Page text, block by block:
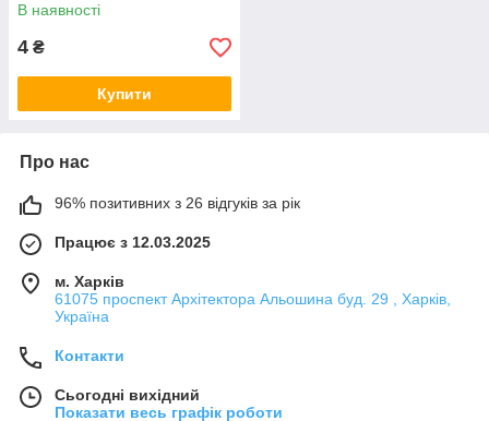
В наявності
4 ₴
Купити
Про нас
96% позитивних з 26 відгуків за рік
Працює з 12.03.2025
м. Харків
61075 проспект Архітектора Альошина буд. 29 , Харків,
Україна
Контакти
Сьогодні вихідний
Показати весь графік роботи